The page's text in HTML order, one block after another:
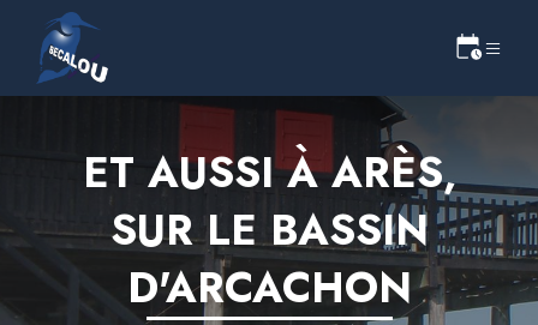
ET AUSSI À ARÈS,
SUR LE BASSIN
D'ARCACHON